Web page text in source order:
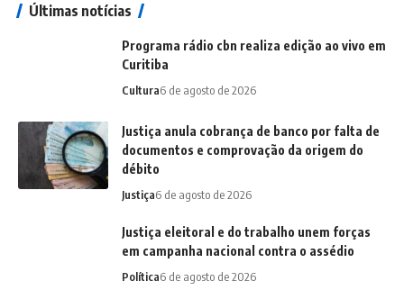
Últimas notícias
Programa rádio cbn realiza edição ao vivo em
Curitiba
Cultura6 de agosto de 2026
Justiça anula cobrança de banco por falta de
documentos e comprovação da origem do
débito
Justiça6 de agosto de 2026
Justiça eleitoral e do trabalho unem forças
em campanha nacional contra o assédio
Política6 de agosto de 2026